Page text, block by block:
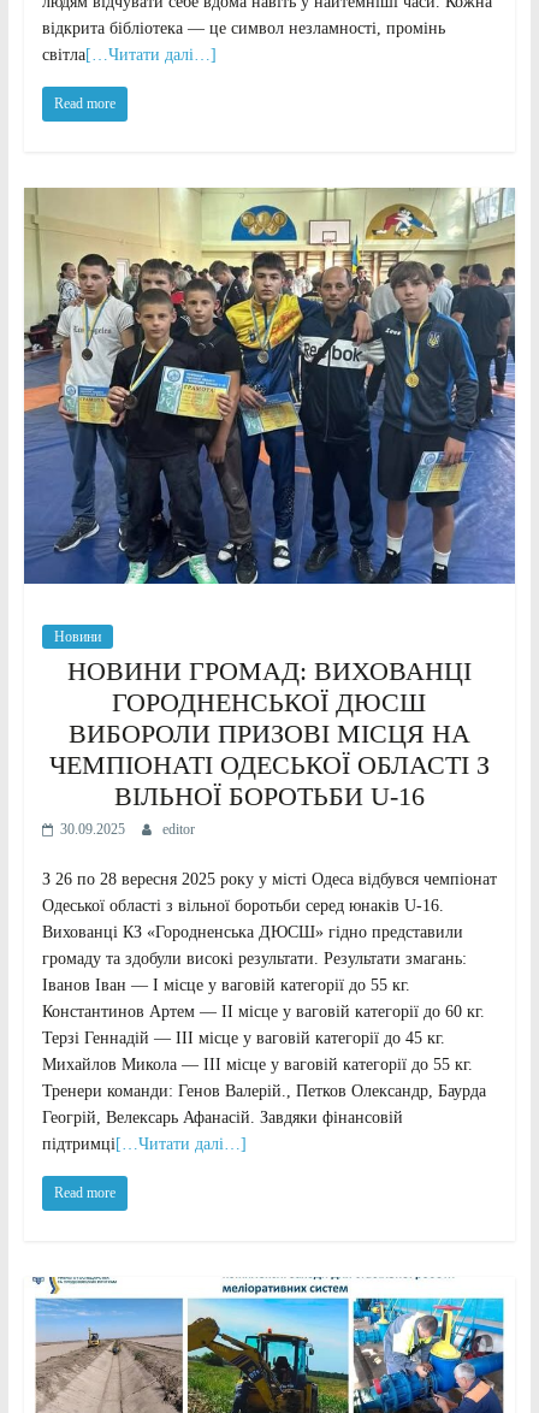
відкрита бібліотека — це символ незламності, промінь
світла[…Читати далі…]
Read more
Новини
НОВИНИ ГРОМАД: ВИХОВАНЦІ
ГОРОДНЕНСЬКОЇ ДЮСШ
ВИБОРОЛИ ПРИЗОВІ МІСЦЯ НА
ЧЕМПІОНАТІ ОДЕСЬКОЇ ОБЛАСТІ З
ВІЛЬНОЇ БОРОТЬБИ U-16
30.09.2025 editor
З 26 по 28 вересня 2025 року у місті Одеса відбувся чемпіонат
Одеської області з вільної боротьби серед юнаків U-16.
Вихованці КЗ «Городненська ДЮСШ» гідно представили
громаду та здобули високі результати. Результати змагань:
Іванов Іван — I місце у ваговій категорії до 55 кг.
Константинов Артем — II місце у ваговій категорії до 60 кг.
Терзі Геннадій — III місце у ваговій категорії до 45 кг.
Михайлов Микола — III місце у ваговій категорії до 55 кг.
Тренери команди: Генов Валерій., Петков Олександр, Баурда
Геогрій, Велексарь Афанасій. Завдяки фінансовій
підтримці […Читати далі…]
Read more